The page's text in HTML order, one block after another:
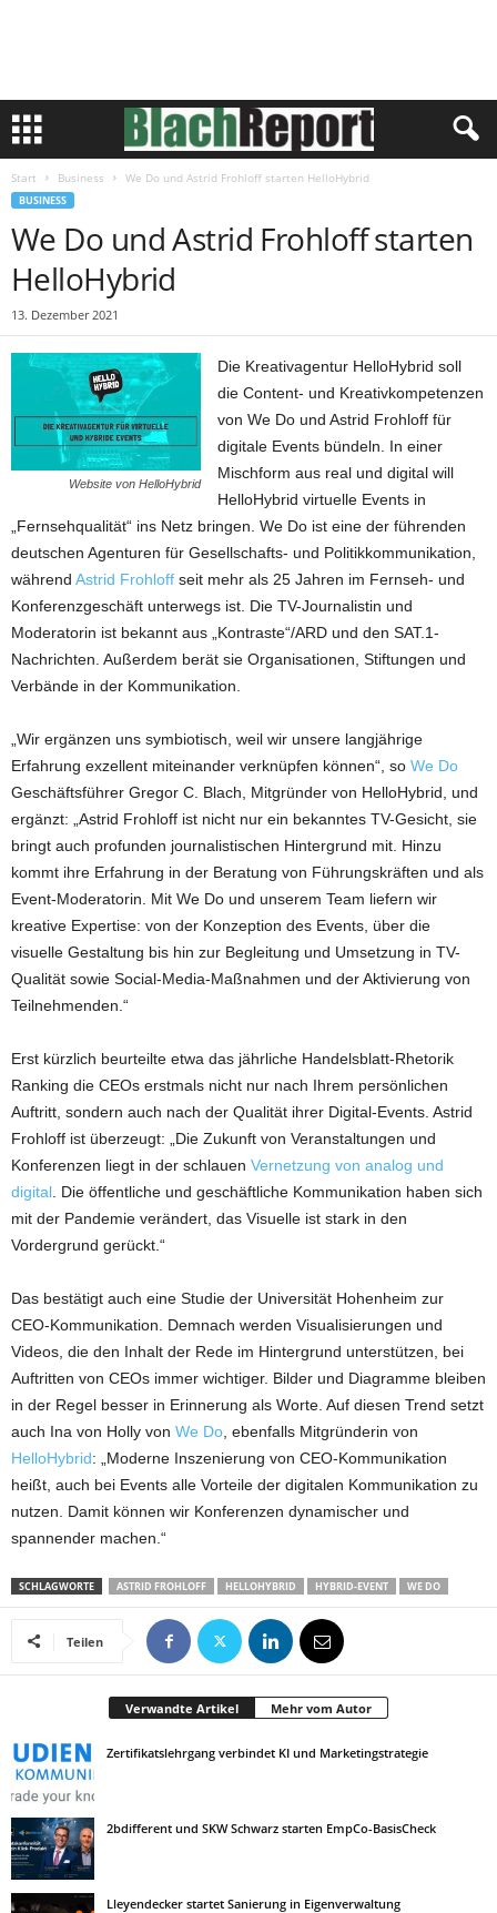
Start Business We Do und Astrid Frohloff starten HelloHybrid
BUSINESS
We Do und Astrid Frohloff starten
HelloHybrid
13. Dezember 2021
Website von HelloHybrid
Die Kreativagentur HelloHybrid soll
die Content- und Kreativkompetenzen
von We Do und Astrid Frohloff für
digitale Events bündeln. In einer
Mischform aus real und digital will
HelloHybrid virtuelle Events in
Fernsehqualität“ ins Netz bringen. We Do ist eine der führenden
deutschen Agenturen für Gesellschafts- und Politikkommunikation,
während Astrid Frohloff seit mehr als 25 Jahren im Fernseh- und
Konferenzgeschäft unterwegs ist. Die TV-Journalistin und
Moderatorin ist bekannt aus „Kontraste“/ARD und den SAT.1-
Nachrichten. Außerdem berät sie Organisationen, Stiftungen und
Verbände in der Kommunikation.
„Wir ergänzen uns symbiotisch, weil wir unsere langjährige
Erfahrung exzellent miteinander verknüpfen können“, so We Do
Geschäftsführer Gregor C. Blach, Mitgründer von HelloHybrid, und
ergänzt: „Astrid Frohloff ist nicht nur ein bekanntes TV-Gesicht, sie
bringt auch profunden journalistischen Hintergrund mit. Hinzu
kommt ihre Erfahrung in der Beratung von Führungskräften und als
Event-Moderatorin. Mit We Do und unserem Team liefern wir
kreative Expertise: von der Konzeption des Events, über die
visuelle Gestaltung bis hin zur Begleitung und Umsetzung in TV-
Qualität sowie Social-Media-Maßnahmen und der Aktivierung von
Teilnehmenden.“
Erst kürzlich beurteilte etwa das jährliche Handelsblatt-Rhetorik
Ranking die CEOs erstmals nicht nur nach Ihrem persönlichen
Auftritt, sondern auch nach der Qualität ihrer Digital-Events. Astrid
Frohloff ist überzeugt: „Die Zukunft von Veranstaltungen und
Konferenzen liegt in der schlauen Vernetzung von analog und
digital . Die öffentliche und geschäftliche Kommunikation haben sich
mit der Pandemie verändert, das Visuelle ist stark in den
Vordergrund gerückt.“
Das bestätigt auch eine Studie der Universität Hohenheim zur
CEO-Kommunikation. Demnach werden Visualisierungen und
Videos, die den Inhalt der Rede im Hintergrund unterstützen, bei
Auftritten von CEOs immer wichtiger. Bilder und Diagramme bleiben
in der Regel besser in Erinnerung als Worte. Auf diesen Trend setzt
auch Ina von Holly von We Do , ebenfalls Mitgründerin von
HelloHybrid: „Moderne Inszenierung von CEO-Kommunikation
heißt, auch bei Events alle Vorteile der digitalen Kommunikation zu
nutzen. Damit können wir Konferenzen dynamischer und
spannender machen.“
SCHLAGWORTE ASTRID FROHLOFF HELLOHYBRID HYBRID-EVENT WE DO
Teilen
Verwandte Artikel Mehr vom Autor
Zertifikatslehrgang verbindet KI und Marketingstrategie
2bdifferent und SKW Schwarz starten EmpCo-BasisCheck
Lleyendecker startet Sanierung in Eigenverwaltung